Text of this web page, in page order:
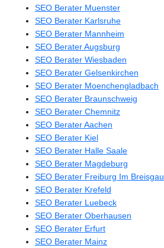
SEO Berater Muenster
SEO Berater Karlsruhe
SEO Berater Mannheim
SEO Berater Augsburg
SEO Berater Wiesbaden
SEO Berater Gelsenkirchen
SEO Berater Moenchengladbach
SEO Berater Braunschweig
SEO Berater Chemnitz
SEO Berater Aachen
SEO Berater Kiel
SEO Berater Halle Saale
SEO Berater Magdeburg
SEO Berater Freiburg Im Breisgau
SEO Berater Krefeld
SEO Berater Luebeck
SEO Berater Oberhausen
SEO Berater Erfurt
SEO Berater Mainz